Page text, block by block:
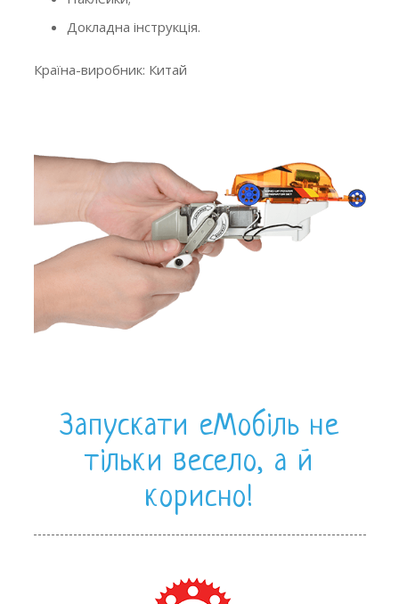
Докладна інструкція.
Країна-виробник: Китай
Запускати еМобіль не
тільки весело, а й
корисно!